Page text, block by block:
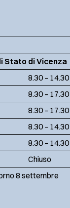
Stato di Vicenza
8.30 – 14.30
8.30 – 17.30
8.30 – 17.30
8.30 – 14.30
8.30 – 14.30
Chiuso
8 settembre